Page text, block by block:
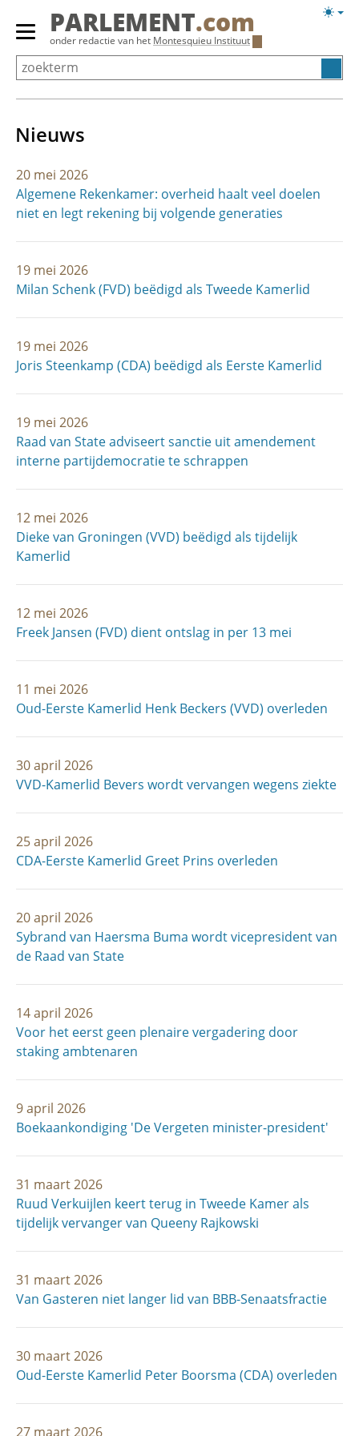
Overslaan
Primair
menu
tonen/verbergen
PARLEMENT.com
onder redactie van het Montesquieu Instituut
Nieuws
20 mei 2026
Algemene Rekenkamer: overheid haalt veel doelen
niet en legt rekening bij volgende generaties
19 mei 2026
Milan Schenk (FVD) beëdigd als Tweede Kamerlid
19 mei 2026
Joris Steenkamp (CDA) beëdigd als Eerste Kamerlid
19 mei 2026
Raad van State adviseert sanctie uit amendement
interne partijdemocratie te schrappen
12 mei 2026
Dieke van Groningen (VVD) beëdigd als tijdelijk
Kamerlid
12 mei 2026
Freek Jansen (FVD) dient ontslag in per 13 mei
11 mei 2026
Oud-Eerste Kamerlid Henk Beckers (VVD) overleden
30 april 2026
VVD-Kamerlid Bevers wordt vervangen wegens ziekte
25 april 2026
CDA-Eerste Kamerlid Greet Prins overleden
20 april 2026
Sybrand van Haersma Buma wordt vicepresident van
de Raad van State
14 april 2026
Voor het eerst geen plenaire vergadering door
staking ambtenaren
9 april 2026
Boekaankondiging 'De Vergeten minister-president'
31 maart 2026
Ruud Verkuijlen keert terug in Tweede Kamer als
tijdelijk vervanger van Queeny Rajkowski
31 maart 2026
Van Gasteren niet langer lid van BBB-Senaatsfractie
30 maart 2026
Oud-Eerste Kamerlid Peter Boorsma (CDA) overleden
27 maart 2026